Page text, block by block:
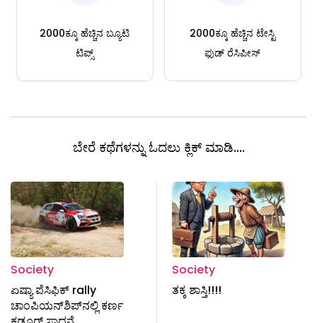
2000ಕ್ಕೂ ಹೆಚ್ಚಿನ ಬ್ಯೂಟಿ
ಟಿಪ್ಸ್
2000ಕ್ಕೂ ಹೆಚ್ಚಿನ ಟೇಸ್ಟಿ
ಫುಡ್ ರೆಸಿಪೀಸ್
ಬೇರೆ ಕಥೆಗಳನ್ನು ಓದಲು ಕ್ಲಿಕ್ ಮಾಡಿ....
Society
ಏಷ್ಯಾ ಪೆಸಿಫಿಕ್ rally
ಚಾಂಪಿಯನ್​ಶಿಪ್​ನಲ್ಲಿ ಕರ್ಣ
Society
ತಕ್ಕ ಶಾಸ್ತಿ!!!!